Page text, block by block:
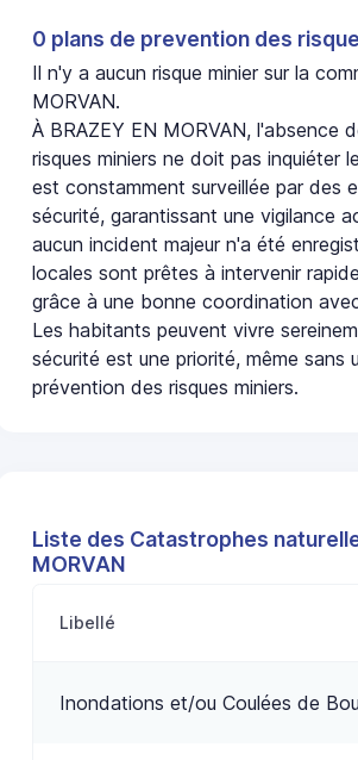
0 plans de prevention des
Il n'y a aucun risque minier sur la
MORVAN.
À BRAZEY EN MORVAN, l'absence
risques miniers ne doit pas inquiéter
est constamment surveillée par des
sécurité, garantissant une vigilance
aucun incident majeur n'a été
locales sont prêtes à intervenir
grâce à une bonne coordination
Les habitants peuvent vivre
sécurité est une priorité, même sans
prévention des risques miniers.
Liste des Catastrophes
MORVAN
Libellé
Inondations et/ou Coulées de